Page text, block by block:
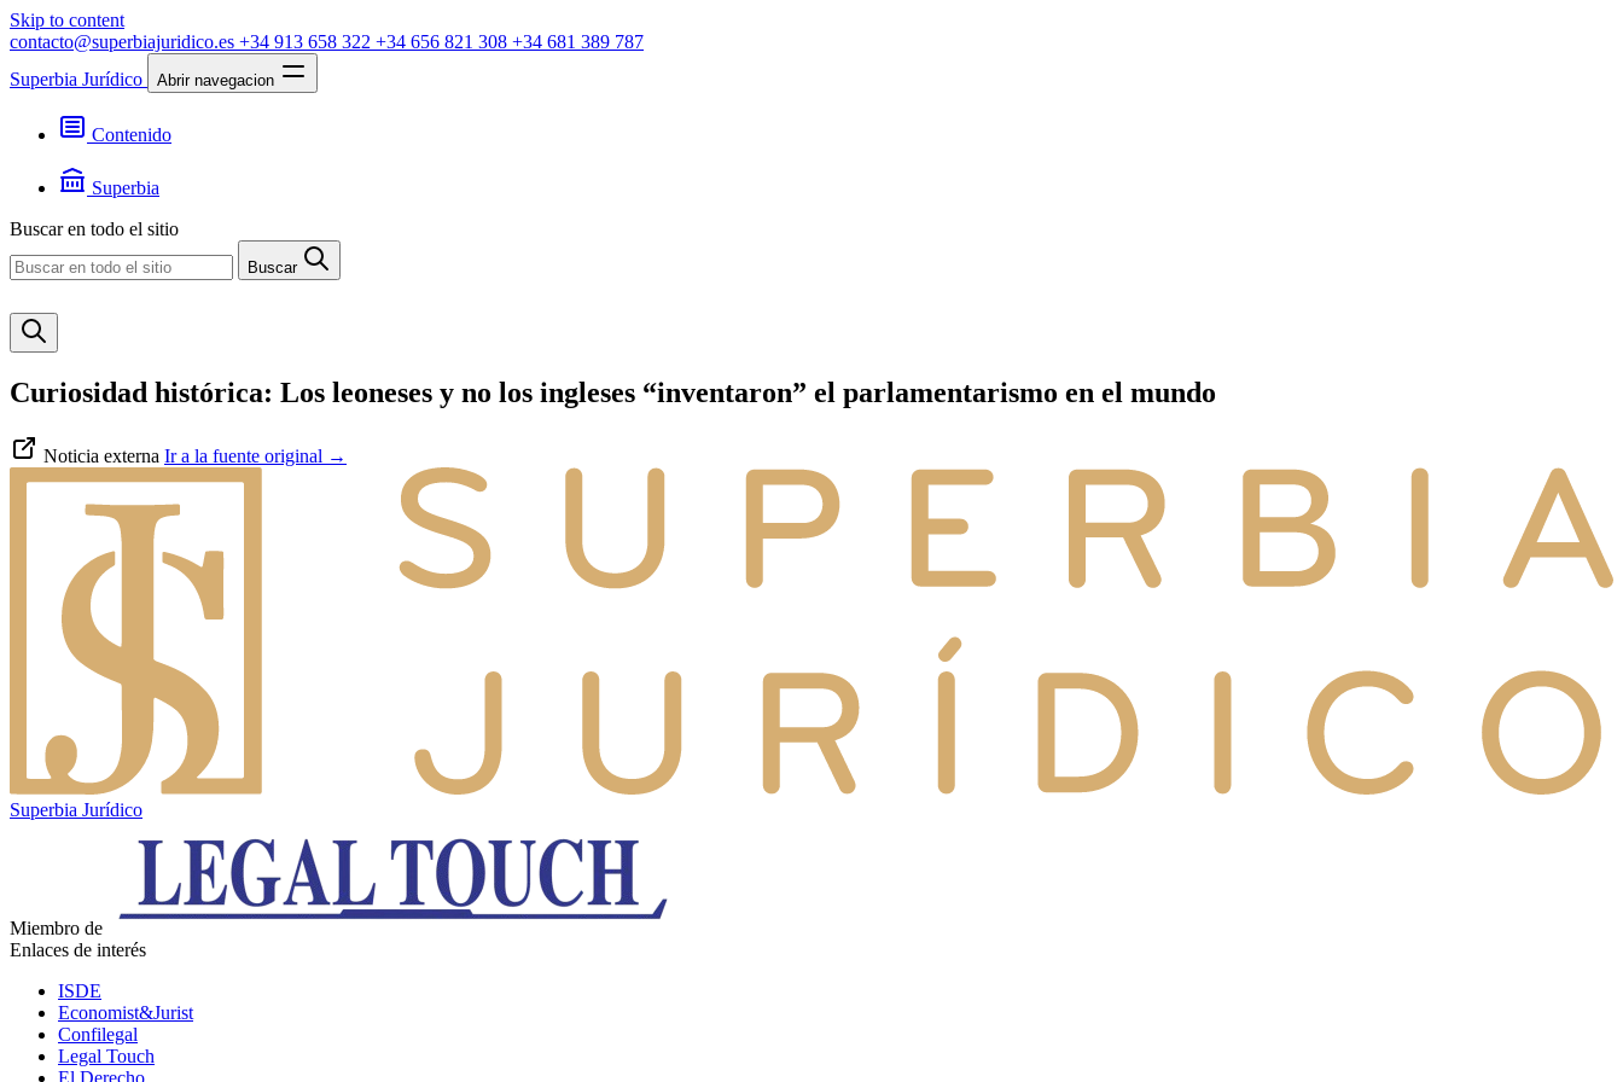
Skip to content
contacto@superbiajuridico.es +34 913 658 322 +34 656 821 308 +34 681 389 787
Superbia Jurídico
Abrir navegacion
Contenido
Jurisprudencia
Noticias
Superbia
Contacto
Buscar en todo el sitio
Buscar
Curiosidad histórica: Los leoneses y no los ingleses “inventaron” el parlamentarismo en el mundo
Noticia externa Ir a la fuente original →
Superbia Jurídico
Miembro de
Enlaces de interés
ISDE
Economist&Jurist
Confilegal
Legal Touch